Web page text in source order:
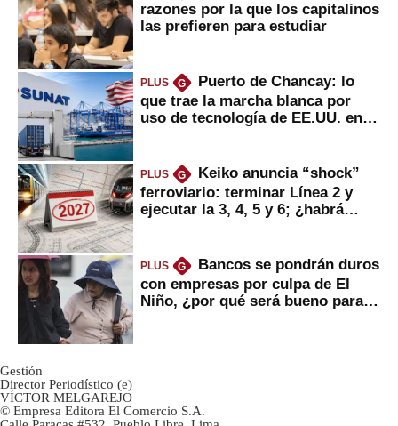
razones por la que los capitalinos
las prefieren para estudiar
PLUS G
Puerto de Chancay: lo
que trae la marcha blanca por
uso de tecnología de EE.UU. en
PLUS G
Keiko anuncia “shock”
ferroviario: terminar Línea 2 y
ejecutar la 3, 4, 5 y 6; ¿habrá
PLUS G
Bancos se pondrán duros
con empresas por culpa de El
Niño, ¿por qué será bueno para
Gestión
Director Periodístico (e)
VÍCTOR MELGAREJO
© Empresa Editora El Comercio S.A.